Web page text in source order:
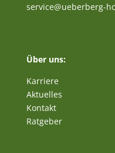
service@ueberberg-
Über uns:
Karriere
Aktuelles
Kontakt
Ratgeber